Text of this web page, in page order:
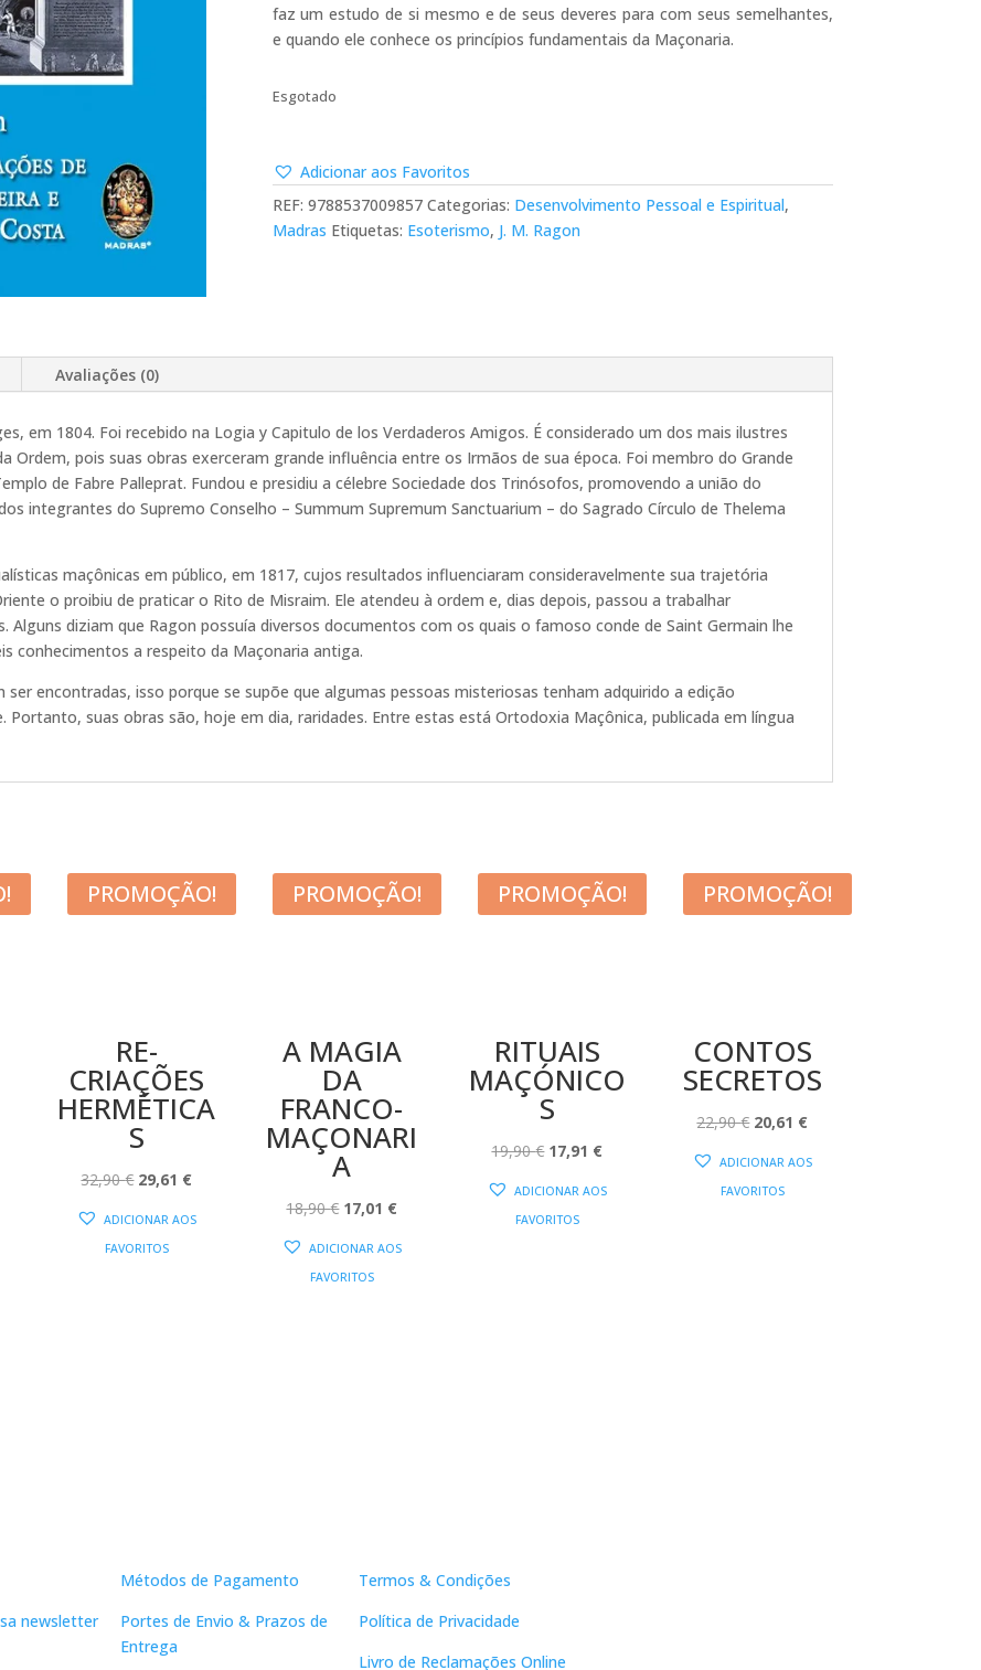
faz um estudo de si mesmo e de seus deveres para com seus semelhantes,
e quando ele conhece os princípios fundamentais da Maçonaria.
Esgotado
Adicionar aos Favoritos
REF: 9788537009857 Categorias: Desenvolvimento Pessoal e Espiritual,
Madras Etiquetas: Esoterismo, J. M. Ragon
Avaliações (0)
em 1804. Foi recebido na Logia y Capitulo de los Verdaderos Amigos. É considerado um dos mais ilustres
Ordem, pois suas obras exerceram grande influência entre os Irmãos de sua época. Foi membro do Grande
de Fabre Palleprat. Fundou e presidiu a célebre Sociedade dos Trinósofos, promovendo a união do
integrantes do Supremo Conselho – Summum Supremum Sanctuarium – do Sagrado Círculo de Thelema
maçônicas em público, em 1817, cujos resultados influenciaram consideravelmente sua trajetória
o proibiu de praticar o Rito de Misraim. Ele atendeu à ordem e, dias depois, passou a trabalhar
diziam que Ragon possuía diversos documentos com os quais o famoso conde de Saint Germain lhe
conhecimentos a respeito da Maçonaria antiga.
ser encontradas, isso porque se supõe que algumas pessoas misteriosas tenham adquirido a edição
Portanto, suas obras são, hoje em dia, raridades. Entre estas está Ortodoxia Maçônica, publicada em língua
PROMOÇÃO!
RE-
CRIAÇÕES
HERMÉTICA
S
32,90€ O
29,61 €O
ADICIONAR AOS
FAVORITOS
PROMOÇÃO!
A MAGIA
DA
FRANCO-
MAÇONARI
A
18,90€ O
17,01 €O
ADICIONAR AOS
FAVORITOS
PROMOÇÃO!
RITUAIS
MAÇÓNICO
S
19,90€ O
17,91 €O
ADICIONAR AOS
FAVORITOS
PROMOÇÃO!
CONTOS
SECRETOS
22,90€ O
20,61 €O
ADICIONAR AOS
FAVORITOS
newsletter
Métodos de Pagamento
Portes de Envio & Prazos de
Entrega
Termos & Condições
Política de Privacidade
Livro de Reclamações Online